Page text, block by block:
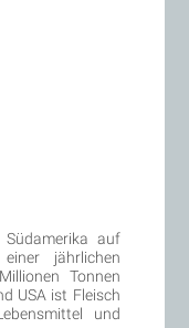
Südamerika auf
jährlichen
Tonnen
USA ist Fleisch
und